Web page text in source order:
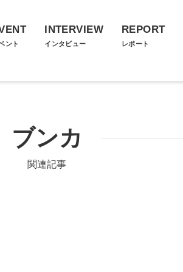
ント
INTERVIEW
インタビュー
REPORT
レポート
ブンカ
関連記事